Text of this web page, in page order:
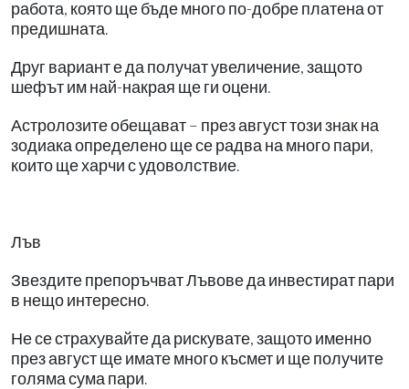
работа, която ще бъде много по-добре платена от
предишната.
Друг вариант е да получат увеличение, защото
шефът им най-накрая ще ги оцени.
Астролозите обещават – през август този знак на
зодиака определено ще се радва на много пари,
които ще харчи с удоволствие.
Лъв
Звездите препоръчват Лъвове да инвестират пари
в нещо интересно.
Не се страхувайте да рискувате, защото именно
през август ще имате много късмет и ще получите
голяма сума пари.